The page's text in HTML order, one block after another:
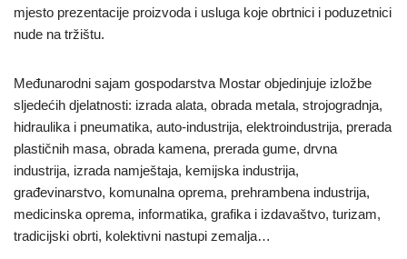
mjesto prezentacije proizvoda i usluga koje obrtnici i poduzetnici
nude na tržištu.
Međunarodni sajam gospodarstva Mostar objedinjuje izložbe
sljedećih djelatnosti: izrada alata, obrada metala, strojogradnja,
hidraulika i pneumatika, auto-industrija, elektroindustrija, prerada
plastičnih masa, obrada kamena, prerada gume, drvna
industrija, izrada namještaja, kemijska industrija,
građevinarstvo, komunalna oprema, prehrambena industrija,
medicinska oprema, informatika, grafika i izdavaštvo, turizam,
tradicijski obrti, kolektivni nastupi zemalja…